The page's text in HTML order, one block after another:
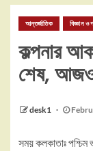
আন্তর্জাতিক বিজ্ঞান ও
কল্পনার
শেষ, আজও
desk1
সময় কলকাতাঃ